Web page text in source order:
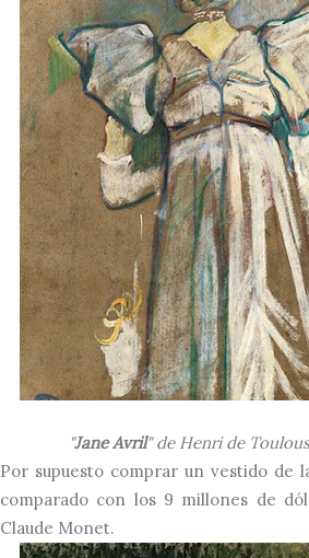
"Jane Avril" de Henri de
Por supuesto comprar un vestido de
comparado con los 9 millones de
Claude Monet.